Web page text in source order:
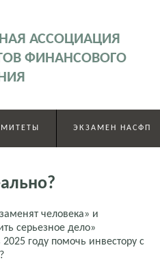
АССОЦИАЦИЯ
ФИНАНСОВОГО
ЭКЗАМЕН НАСФП
человека» и
серьезное дело»
году помочь инвестору с